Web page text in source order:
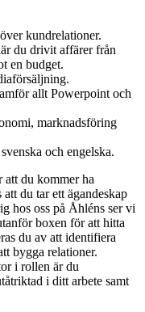
kundrelationer.
du drivit affärer från
en budget.
allt Powerpoint och
marknadsföring
och engelska.
att du kommer ha
du tar ett ägandeskap
hos oss på Åhléns ser vi
boxen för att hitta
du av att identifiera
bygga relationer.
i rollen är du
i ditt arbete samt